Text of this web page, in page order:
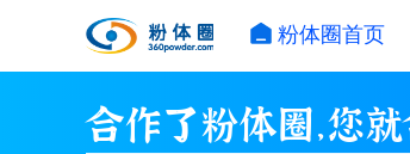
粉体圈首页
合作了粉体圈，您